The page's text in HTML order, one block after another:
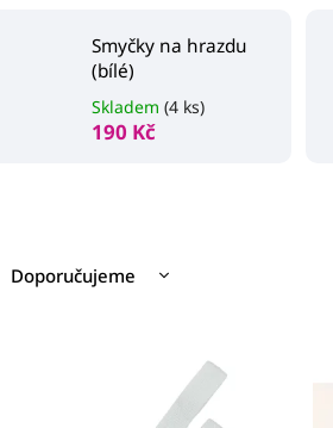
Smyčky na hrazdu
(bílé)
Skladem (4 ks)
190 Kč
Doporučujeme